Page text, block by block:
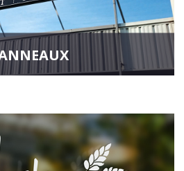
et efficacement avec un panneau selon
savoir plus